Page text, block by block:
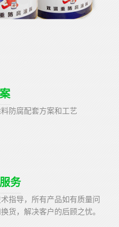
防腐配套方案和工艺
务
指导，所有产品如有质量问
货，解决客户的后顾之忧。